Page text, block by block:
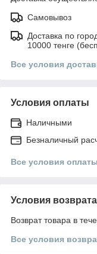
Самовывоз
Доставка по
10000 тенге
Все условия
Условия оплаты
Наличными
Безналичный
Все условия оплаты
Условия возврата
Возврат товара в
Все условия